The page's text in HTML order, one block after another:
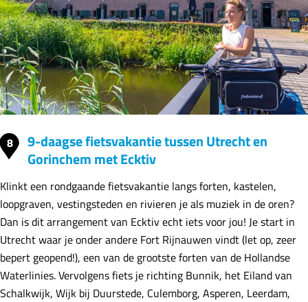
8
9-daagse fietsvakantie tussen Utrecht en
Gorinchem met Ecktiv
Klinkt een rondgaande fietsvakantie langs forten, kastelen,
loopgraven, vestingsteden en rivieren je als muziek in de oren?
Dan is dit arrangement van Ecktiv echt iets voor jou! Je start in
Utrecht waar je onder andere Fort Rijnauwen vindt (let op, zeer
bepert geopend!), een van de grootste forten van de Hollandse
Waterlinies. Vervolgens fiets je richting Bunnik, het Eiland van
Schalkwijk, Wijk bij Duurstede, Culemborg, Asperen, Leerdam,